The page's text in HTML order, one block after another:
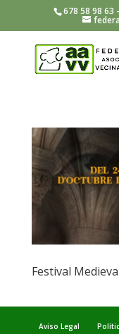
678 58 98 63
Festival
Aviso Legal